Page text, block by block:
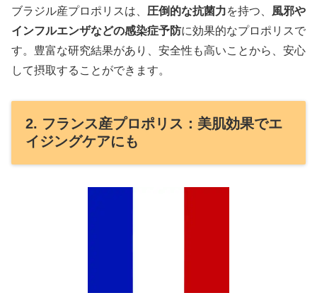
ブラジル産プロポリスは、 圧倒的な抗菌力を持つ、 風邪や
インフルエンザなどの感染症予防に効果的なプロポリスで
す。豊富な研究結果があり、安全性も高いことから、安心
して摂取することができます。
2. フランス産プロポリス：美肌効果でエ
イジングケアにも